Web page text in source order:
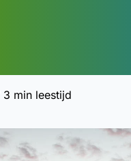
3 min leestijd